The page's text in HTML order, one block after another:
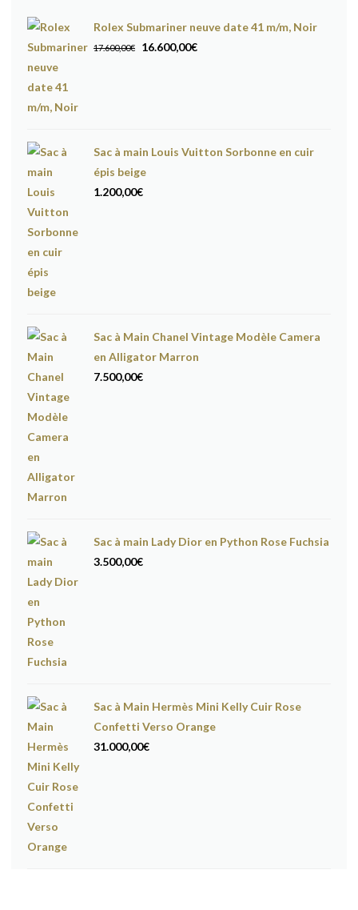
Rolex Submariner neuve date 41 m/m, Noir
17.600,00€
Le
16.600,00€Le
Sac à main Louis Vuitton Sorbonne en cuir
épis beige
1.200,00€
Sac à Main Chanel Vintage Modèle Camera
en Alligator Marron
7.500,00€
Sac à main Lady Dior en Python Rose Fuchsia
3.500,00€
Sac à Main Hermès Mini Kelly Cuir Rose
Confetti Verso Orange
31.000,00€